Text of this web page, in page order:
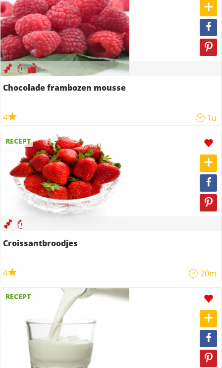
Chocolade frambozen mousse
4 1u
RECEPT
Croissantbroodjes
4 20m
RECEPT